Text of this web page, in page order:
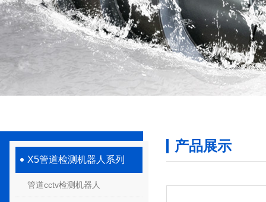
X5管道检测机器人系列
管道cctv检测机器人
产品展示